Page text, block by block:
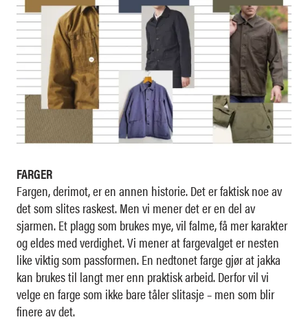
FARGER
Fargen, derimot, er en annen historie. Det er faktisk noe av
det som slites raskest. Men vi mener det er en del av
sjarmen. Et plagg som brukes mye, vil falme, få mer karakter
og eldes med verdighet. Vi mener at fargevalget er nesten
like viktig som passformen. En nedtonet farge gjør at jakka
kan brukes til langt mer enn praktisk arbeid. Derfor vil vi
velge en farge som ikke bare tåler slitasje – men som blir
finere av det.